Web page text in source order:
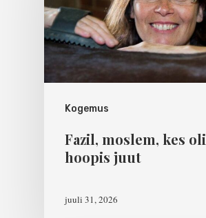
Kogemus
Fazil, moslem, kes oli
hoopis juut
juuli 31, 2026